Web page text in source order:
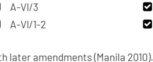
A-VI/3
A-VI/1-2
later amendments (Manila 2010).